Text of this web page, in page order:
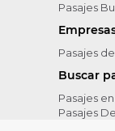
Pasajes
Pasajes
Buscar
Pasajes
Pasajes